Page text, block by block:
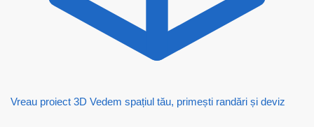
Vreau proiect 3D Vedem spațiul tău, primești randări și deviz